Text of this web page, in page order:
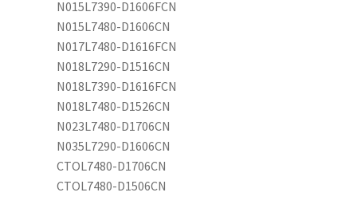
N015L7390-D1606FCN
N015L7480-D1606CN
N017L7480-D1616FCN
N018L7290-D1516CN
N018L7390-D1616FCN
N018L7480-D1526CN
N023L7480-D1706CN
N035L7290-D1606CN
CTOL7480-D1706CN
CTOL7480-D1506CN